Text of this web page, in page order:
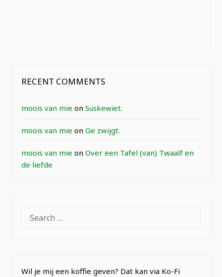
RECENT COMMENTS
moois van mie onSuskewiet.
moois van mie onGe zwijgt.
moois van mie onOver een Tafel (van) Twaalf en
de liefde
FOR:
Wil je mij een koffie geven? Dat kan via Ko-Fi